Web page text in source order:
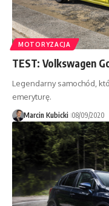
MOTORYZACJA
TEST: Volkswagen
Legendarny samochód,
emeryturę.
Marcin Kubicki 08/09/2020